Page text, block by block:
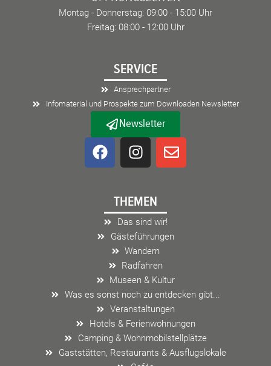
Montag - Donnerstag: 09:00 - 15:00 Uhr
Freitag: 08:00 - 12:00 Uhr
SERVICE
Ansprechpartner
Infomaterial und Prospekte zum Downloaden Newsletter
Newsletter
F
a
o
o
I
n
a
g
r
a
m
E
n
p
THEMEN
Das sind wir!
Gästeführungen
Wandern
Radfahren
Museen & Kultur
Was es sonst noch zu entdecken gibt...
Veranstaltungen
Hotels & Ferienwohnungen
Camping & Wohnmobilstellplätze
Gaststätten, Restaurants & Ausflugslokale